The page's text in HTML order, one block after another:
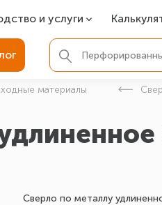
и услуги
фундамента
детали
материалы
Сверло по металлу